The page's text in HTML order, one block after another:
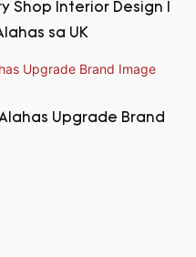
Shop Interior Design |
sa UK
Upgrade Brand